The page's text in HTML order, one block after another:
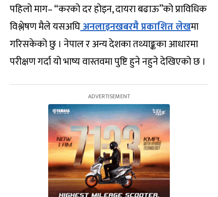
पहिलो माग– “करको दर होइन, दायरा बढाऊ”को प्राविधिक
विश्लेषण मैले यसअघिअनलाइनखबरमै प्रकाशित लेखमा
गरिसकेको छु । नेपाल र अन्य देशका तथ्याङ्कका आधारमा
परीक्षण गर्दा यो भाष्य वास्तवमा पुष्टि हुने नहुने देखिएको छ ।